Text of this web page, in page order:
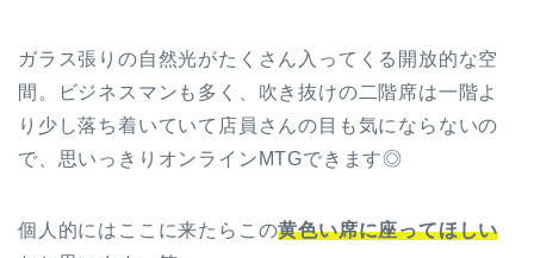
ガラス張りの自然光がたくさん入ってくる開放的な空
間。ビジネスマンも多く、吹き抜けの二階席は一階よ
り少し落ち着いていて店員さんの目も気にならないの
で、思いっきりオンラインMTGできます◎
個人的にはここに来たらこの黄色い席に座ってほしい